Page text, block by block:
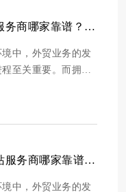
力进行综合考虑，确保最
业拓展国际市场。
2026中文外贸建站服务商哪家靠谱？10家高口碑专业外贸建站公司推荐
中，外贸业务的发
至关重要。而拥有
键一步。根据市场
显著提升企业在国
企业找
2026智能体外贸建站服务商哪家靠谱？精选十家GEO适配外贸建站公司推荐
中，外贸业务的发